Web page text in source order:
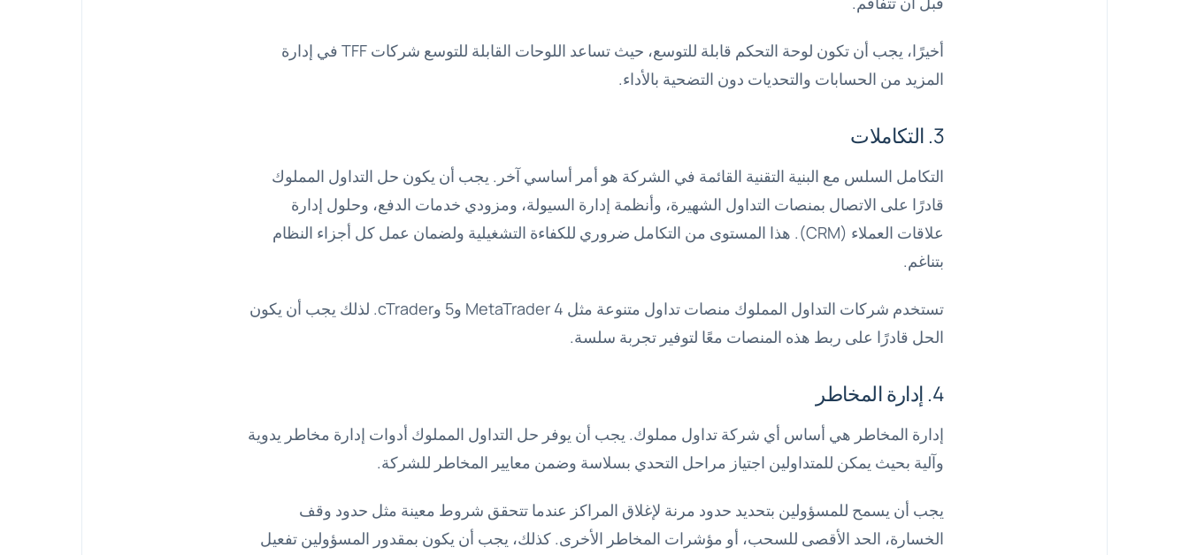
أخيرًا، يجب أن تكون لوحة التحكم قابلة للتوسع، حيث تساعد اللوحات القابلة للتوسع شركات TFF في إدارة
المزيد من الحسابات والتحديات دون التضحية بالأداء.
3. التكاملات
التكامل السلس مع البنية التقنية القائمة في الشركة هو أمر أساسي آخر. يجب أن يكون حل التداول المملوك
قادرًا على الاتصال بمنصات التداول الشهيرة، وأنظمة إدارة السيولة، ومزودي خدمات الدفع، وحلول إدارة
علاقات العملاء (CRM). هذا المستوى من التكامل ضروري للكفاءة التشغيلية ولضمان عمل كل أجزاء النظام
بتناغم.
تستخدم شركات التداول المملوك منصات تداول متنوعة مثل MetaTrader 4 و5 وcTrader. لذلك يجب أن يكون
الحل قادرًا على ربط هذه المنصات معًا لتوفير تجربة سلسة.
4. إدارة المخاطر
إدارة المخاطر هي أساس أي شركة تداول مملوك. يجب أن يوفر حل التداول المملوك أدوات إدارة مخاطر يدوية
وآلية بحيث يمكن للمتداولين اجتياز مراحل التحدي بسلاسة وضمن معايير المخاطر للشركة.
يجب أن يسمح للمسؤولين بتحديد حدود مرنة لإغلاق المراكز عندما تتحقق شروط معينة مثل حدود وقف
الخسارة، الحد الأقصى للسحب، أو مؤشرات المخاطر الأخرى. كذلك، يجب أن يكون بمقدور المسؤولين تفعيل